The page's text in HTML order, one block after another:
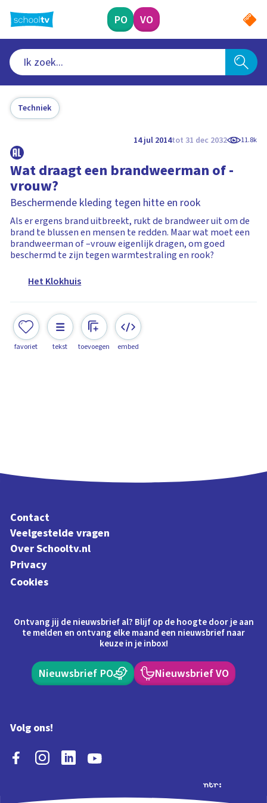
naar
hoofdinhoud
PO VO
Techniek
14 jul 2014tot 31 dec 2032 11.8k
Wat draagt een brandweerman of -
vrouw?
Beschermende kleding tegen hitte en rook
Als er ergens brand uitbreekt, rukt de brandweer uit om de
brand te blussen en mensen te redden. Maar wat moet een
brandweerman of –vrouw eigenlijk dragen, om goed
beschermd te zijn tegen warmtestraling en rook?
Het Klokhuis
favoriet tekst toevoegen embed
Contact
Veelgestelde vragen
Over Schooltv.nl
Privacy
Cookies
Ontvang jij de nieuwsbrief al? Blijf op de hoogte door je aan
te melden en ontvang elke maand een nieuwsbrief naar
keuze in je inbox!
Nieuwsbrief PO Nieuwsbrief VO
Volg ons!